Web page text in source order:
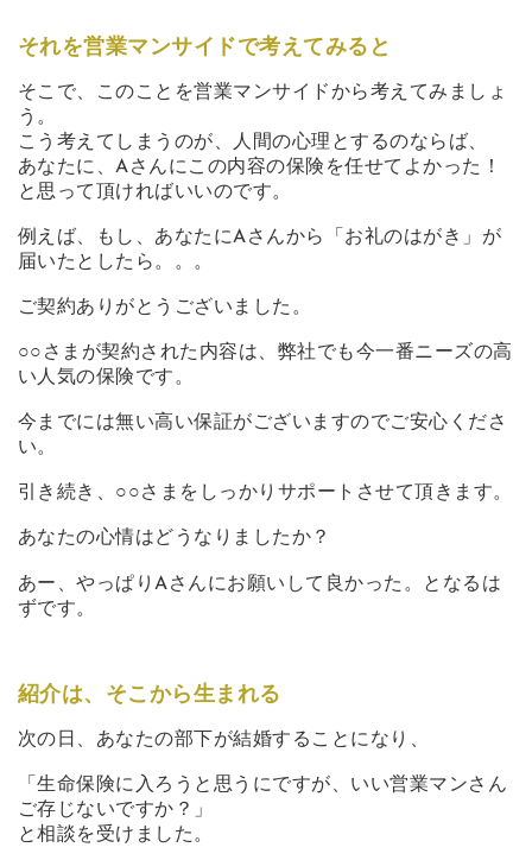
それを営業マンサイドで考えてみると
そこで、このことを営業マンサイドから考えてみましょ
う。
こう考えてしまうのが、人間の心理とするのならば、
あなたに、Aさんにこの内容の保険を任せてよかった！
と思って頂ければいいのです。
例えば、もし、あなたにAさんから「お礼のはがき」が
届いたとしたら。。。
ご契約ありがとうございました。
○○さまが契約された内容は、弊社でも今一番ニーズの高
い人気の保険です。
今までには無い高い保証がございますのでご安心くださ
い。
引き続き、○○さまをしっかりサポートさせて頂きます。
あなたの心情はどうなりましたか？
あー、やっぱりAさんにお願いして良かった。となるは
ずです。
紹介は、そこから生まれる
次の日、あなたの部下が結婚することになり、
「生命保険に入ろうと思うにですが、いい営業マンさん
ご存じないですか？」
と相談を受けました。